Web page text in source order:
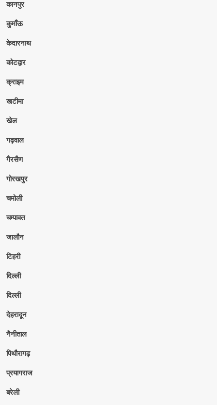
कानपुर
कुमाँऊ
केदारनाथ
कोटद्वार
क्राइम
खटीमा
खेल
गढ़वाल
गैरसैण
गोरखपुर
चमोली
चम्पावत
जालौन
टिहरी
दिल्ली
दिल्ली
देहरादून
नैनीताल
पिथौरागढ़
प्रयागराज
बरेली